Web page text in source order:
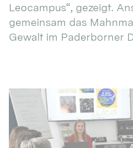
Leocampus“, gezeigt.
gemeinsam das
Gewalt im Paderborner